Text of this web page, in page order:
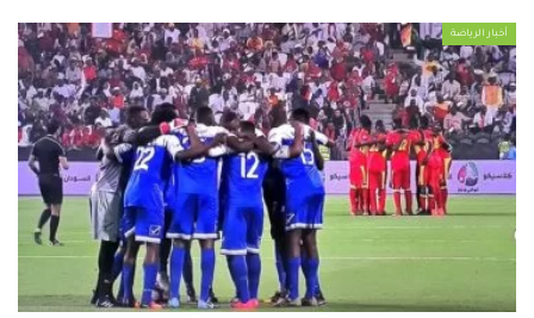
أخبار الرياضة